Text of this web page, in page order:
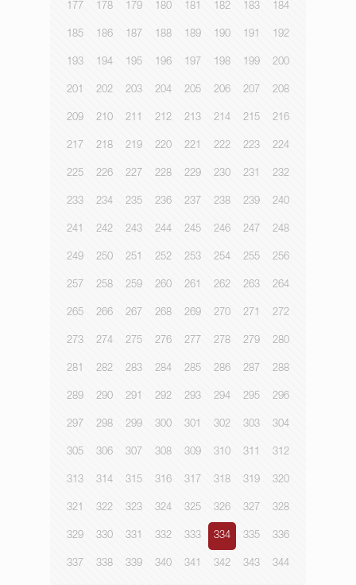
177 178 179 180 181 182 183 184
185 186 187 188 189 190 191 192
193 194 195 196 197 198 199 200
201 202 203 204 205 206 207 208
209 210 211 212 213 214 215 216
217 218 219 220 221 222 223 224
225 226 227 228 229 230 231 232
233 234 235 236 237 238 239 240
241 242 243 244 245 246 247 248
249 250 251 252 253 254 255 256
257 258 259 260 261 262 263 264
265 266 267 268 269 270 271 272
273 274 275 276 277 278 279 280
281 282 283 284 285 286 287 288
289 290 291 292 293 294 295 296
297 298 299 300 301 302 303 304
305 306 307 308 309 310 311 312
313 314 315 316 317 318 319 320
321 322 323 324 325 326 327 328
329 330 331 332 333 334 335 336
337 338 339 340 341 342 343 344